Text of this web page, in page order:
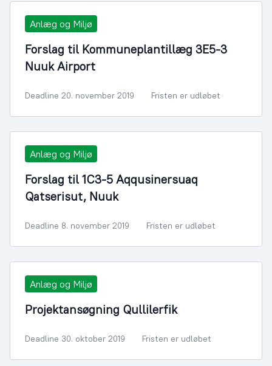
Anlæg og Miljø
Forslag til Kommuneplantillæg 3E5-3
Nuuk Airport
Deadline 20. november 2019 Fristen er udløbet
Anlæg og Miljø
Forslag til 1C3-5 Aqqusinersuaq
Qatserisut, Nuuk
Deadline 8. november 2019 Fristen er udløbet
Anlæg og Miljø
Projektansøgning Qullilerfik
Deadline 30. oktober 2019 Fristen er udløbet